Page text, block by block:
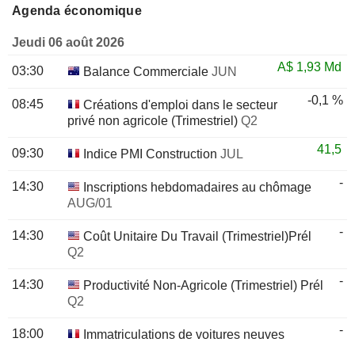
Agenda économique
Jeudi 06 août 2026
03:30 Balance Commerciale JUN A$ 1,93 Md
08:45
Créations d'emploi dans le secteur
privé non agricole (Trimestriel) Q2
-0,1 %
09:30 Indice PMI Construction JUL 41,5
14:30
Inscriptions hebdomadaires au chômage
AUG/01
-
14:30
Coût Unitaire Du Travail (Trimestriel)Prél
Q2
-
14:30
Productivité Non-Agricole (Trimestriel) Prél
Q2
-
18:00
Immatriculations de voitures neuves
-